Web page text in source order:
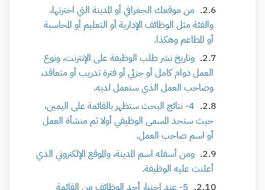
من موقعك الجغرافي أو المدينة التي اخترتها،
والفئة مثل الوظائف الإدارية أو التعليم أو المحاسبة
أو المطاعم وهكذا.
وتاريخ نشر طلب الوظيفة على الإنترنت، ونوع
العمل دوام كامل أو جزئي أو فترة تدريب أو متعاقد،
وصاحب العمل الذي ستعمل لديه.
4- نتائج البحث ستظهر بالقائمة على اليمين،
حيث ستجد المسمى الوظيفي أولا ثم منشأة العمل
أو اسم صاحب العمل.
ومن أسفله اسم المدينة، والموقع الإلكتروني الذي
أعلنت عليه الوظيفة.